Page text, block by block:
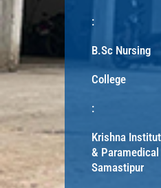
:
B.Sc Nursing
College
:
Krishna
&
Samastipur